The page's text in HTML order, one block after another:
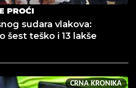
PROĆI
sudara vlakova:
šest teško i 13 lakše
CRNA KRONIKA